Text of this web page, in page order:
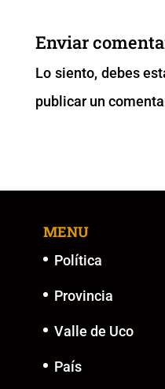
b
o
o
k
Enviar
Lo siento, debes
publicar un
MENU
Política
Provincia
Valle de Uco
País